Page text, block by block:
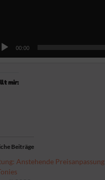
00:00
mir:
Beiträge
Anstehende Preisanpassung